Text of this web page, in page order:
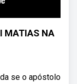
MATIAS NA
se o apóstolo